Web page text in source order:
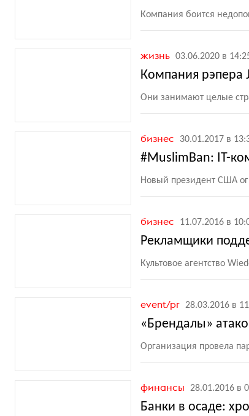
Компания боится
жизнь 03.06.2020 в
Компания рэпера
Они занимают целые
бизнес 30.01.2017 в
#MuslimBan: IT-
Новый президент США
бизнес 11.07.2016 в
Рекламщики
Культовое агентство
event/pr 28.03.2016 в
«Брендалы»
Организация провела
финансы 28.01.2016 в
Банки в осаде: